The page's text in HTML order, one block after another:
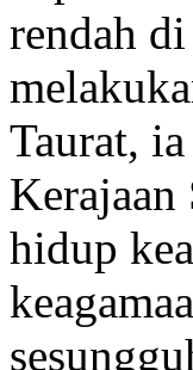
rendah
Taurat,
Kerajaan
hidup